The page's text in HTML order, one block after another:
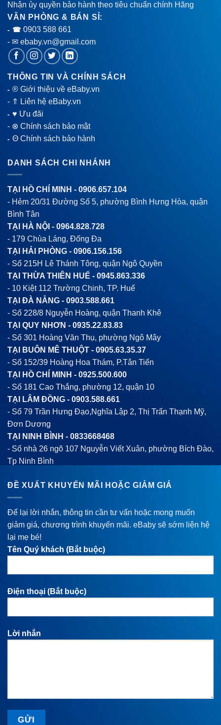
Nhận ủy quyền bảo hành theo tiêu chuẩn chính Hãng
VĂN PHÒNG & BÁN SỈ:
- ☎ 0903 588 661
- ✉ ebaby.vn@gmail.com
THÔNG TIN VÀ CHÍNH SÁCH
-® Giới thiệu về eBaby.vn
- ⇑ Liên hệ eBaby.vn
-♥ Ưu đãi
- ⊗ Chính sách bảo mật
-Θ Chính sách bảo hành
DANH SÁCH CHI NHÁNH
TẠI HỒ CHÍ MINH - 0906.657.104
- Hẻm 20/31 Đường Số 5, phường Bình Hưng Hòa, quận
Bình Tân
TẠI HÀ NỘI - 0964.828.728
- 179 Chùa Láng, Đống Đa
TẠI HẢI PHÒNG - 0906.156.156
- Số 215H Lê Thánh Tông, quận Ngô Quyền
TẠI THỪA THIÊN HUẾ - 0945.863.336
- 10 Kiệt 112 Trường Chinh, TP. Huế
TẠI ĐÀ NẴNG - 0903.588.661
- Số 228/8 Nguyễn Hoàng, quận Thanh Khê
TẠI QUY NHƠN - 0935.22.83.83
- Số 301 Hoàng Văn Thụ, phường Ngô Mây
TẠI BUÔN MÊ THUỘT - 0905.63.35.37
- Số 152/39 Hoàng Hoa Thám, P.Tân Tiến
TẠI HỒ CHÍ MINH - 0925.500.600
- Số 181 Cao Thắng, phường 12, quận 10
TẠI LÂM ĐỒNG - 0903.588.661
- Số 79 Trần Hưng Đạo,Nghĩa Lập 2, Thị Trấn Thạnh Mỹ,
Đơn Dương
TẠI NINH BÌNH - 0833668468
- Số nhà 26 ngõ 107 Nguyễn Viết Xuân, phường Bích Đào,
Tp Ninh Bình
ĐỀ XUẤT KHUYẾN MÃI HOẶC GIẢM GIÁ
Để lại lời nhắn, thông tin cần tư vấn hoặc mong muốn
giảm giá, chương trình khuyến mãi. eBaby sẽ sớm liện hệ
lại mẹ bé!
Tên Quý khách (Bắt buộc)
Điện thoại (Bắt buộc)
Lời nhắn